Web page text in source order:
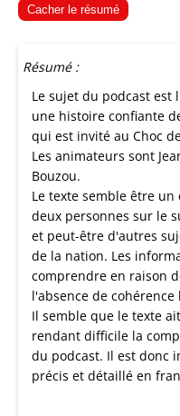
Cacher le résumé
Résumé :
Le sujet du podcast
une histoire confiante
qui est invité au Choc
Les animateurs sont
Bouzou.
Le texte semble être
deux personnes sur le
et peut-être d'autres
de la nation. Les
comprendre en raison
l'absence de cohérence
Il semble que le texte
rendant difficile la
du podcast. Il est donc
précis et détaillé en